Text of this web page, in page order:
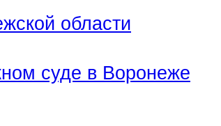
области
суде в Воронеже